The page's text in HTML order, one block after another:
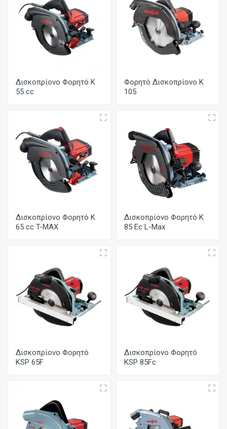
Δισκοπρίονο Φορητό K
55 cc
Φορητό Δισκοπρίονο K
105
Δισκοπρίονο Φορητό K
65 cc T-MAX
Δισκοπρίονο Φορητό K
85 Ec L-Max
Δισκοπρίονο Φορητό
KSP 65F
Δισκοπρίονο Φορητό
KSP 85Fc